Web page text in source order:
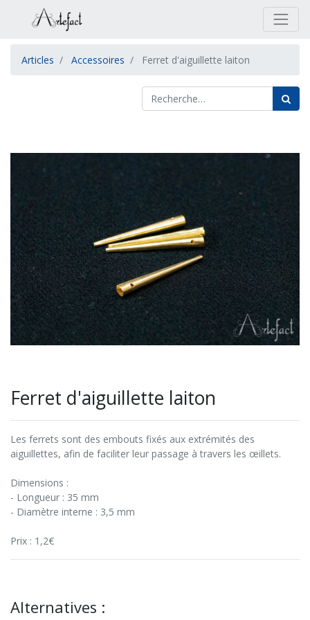
Articles Accessoires Ferret d'aiguillette laiton
Ferret d'aiguillette laiton
Les ferrets sont des embouts fixés aux extrémités des
aiguillettes, afin de faciliter leur passage à travers les œillets.
Dimensions :
- Longueur : 35 mm
- Diamètre interne : 3,5 mm
Prix : 1,2€
Alternatives :